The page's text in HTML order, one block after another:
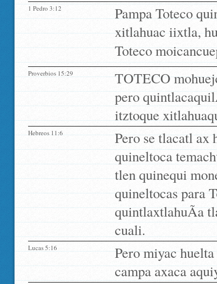
1 Pedro 3:12
Pampa Toteco
xitlahuac iixtla,
Toteco
Proverbios 15:29
TOTECO
pero
itztoque
Hebreos 11:6
Pero se tlacatl ax
quineltoca
tlen quinequi
quineltocas para
quintlaxtlahuÃ­a
cuali.
Lucas 5:16
Pero miyac
campa axaca